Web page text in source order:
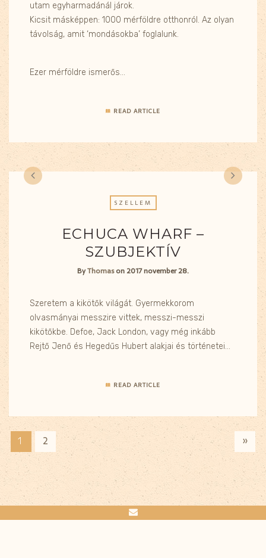
utam egyharmadánál járok.
Kicsit másképpen: 1000 mérföldre otthonról. Az olyan
távolság, amit ‘mondásokba’ foglalunk.
Ezer mérföldre ismerős…
READ ARTICLE
SZELLEM
ECHUCA WHARF –
SZUBJEKTÍV
ByThomas on2017 november 28.
Szeretem a kikötők világát. Gyermekkorom
olvasmányai messzire vittek, messzi-messzi
kikötőkbe. Defoe, Jack London, vagy még inkább
Rejtő Jenő és Hegedűs Hubert alakjai és történetei…
READ ARTICLE
1 2 »